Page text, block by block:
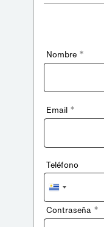
Nombre *
Email *
Teléfono
Uruguay
+598
Contraseña *